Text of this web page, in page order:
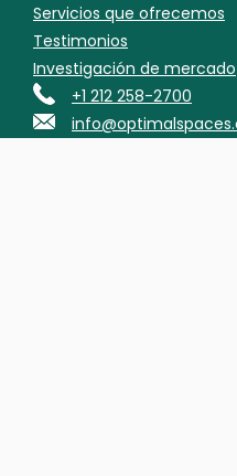
Servicios que ofrecemos
Testimonios
Investigación de mercado
+1 212 258-2700